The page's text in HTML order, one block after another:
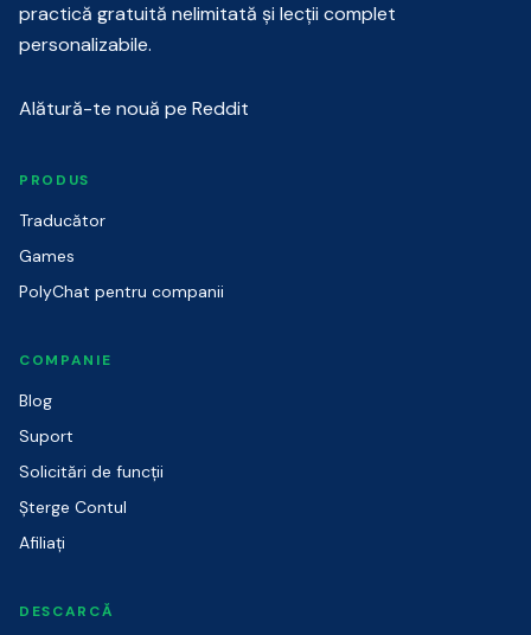
practică gratuită nelimitată și lecții complet
personalizabile.
Alătură-te nouă pe Reddit
PRODUS
Traducător
Games
PolyChat pentru companii
COMPANIE
Blog
Suport
Solicitări de funcții
Șterge Contul
Afiliați
DESCARCĂ